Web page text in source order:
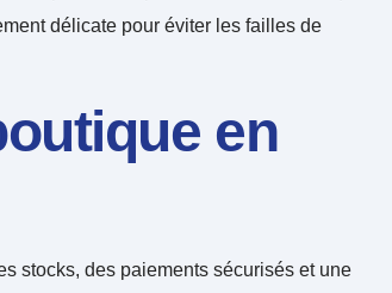
délicate pour éviter les failles de
en
stocks, des paiements sécurisés et une